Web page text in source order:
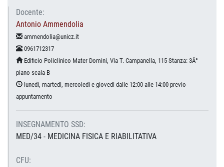
Docente:
Antonio Ammendolia
ammendolia@unicz.it
0961712317
Edificio Policlinico Mater Domini, Via T. Campanella, 115 Stanza: 3Â°
piano scala B
lunedì, martedì, mercoledì e giovedì dalle 12:00 alle 14:00 previo
appuntamento
INSEGNAMENTO SSD:
MED/34 - MEDICINA FISICA E RIABILITATIVA
CFU: